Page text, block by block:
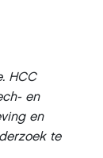
HCC
en
en
te